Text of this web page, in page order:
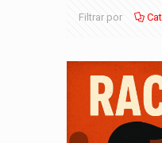
Filtrar por